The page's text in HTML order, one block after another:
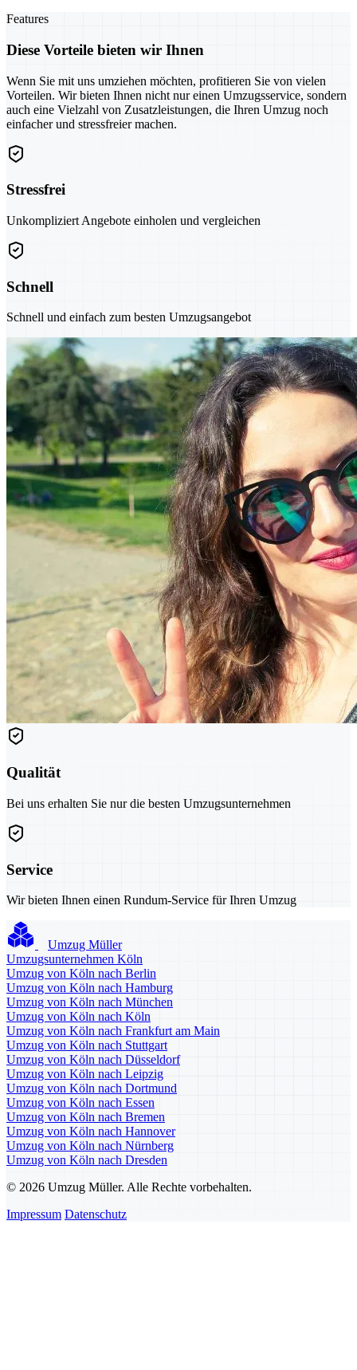
Features
Diese Vorteile bieten wir Ihnen
Wenn Sie mit uns umziehen möchten, profitieren Sie von vielen
Vorteilen. Wir bieten Ihnen nicht nur einen Umzugsservice, sondern
auch eine Vielzahl von Zusatzleistungen, die Ihren Umzug noch
einfacher und stressfreier machen.
Stressfrei
Unkompliziert Angebote einholen und vergleichen
Schnell
Schnell und einfach zum besten Umzugsangebot
Qualität
Bei uns erhalten Sie nur die besten Umzugsunternehmen
Service
Wir bieten Ihnen einen Rundum-Service für Ihren Umzug
Umzug Müller
Umzugsunternehmen Köln
Umzug von Köln nach Berlin
Umzug von Köln nach Hamburg
Umzug von Köln nach München
Umzug von Köln nach Köln
Umzug von Köln nach Frankfurt am Main
Umzug von Köln nach Stuttgart
Umzug von Köln nach Düsseldorf
Umzug von Köln nach Leipzig
Umzug von Köln nach Dortmund
Umzug von Köln nach Essen
Umzug von Köln nach Bremen
Umzug von Köln nach Hannover
Umzug von Köln nach Nürnberg
Umzug von Köln nach Dresden
© 2026 Umzug Müller. Alle Rechte vorbehalten.
Impressum Datenschutz